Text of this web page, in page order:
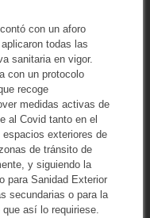
con un aforo
todas las
sanitaria en vigor.
con un protocolo
recoge
medidas activas de
al Covid tanto en el
exteriores de
de tránsito de
y siguiendo la
para Sanidad Exterior
secundarias o para la
así lo requiriese.